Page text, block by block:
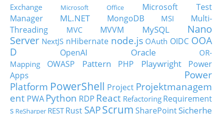
Exchange
Microsoft Office
Microsoft Test
Manager
ML.NET MongoDB MSI
Multi-
Threading
MVC MVVM MySQL
Nano
Server NextJS nHibernate node.js OAuth OIDC OOA
D
OpenAI Oracle
OR-
Mapping
OWASP Pattern PHP Playwright
Power
Apps
Power
Platform PowerShell Project Projektmanagem
ent PWA Python RDP React Refactoring Requirement
s ReSharper RESTRust SAPScrum SharePointSicherhe